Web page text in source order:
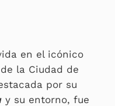
en el icónico
la Ciudad de
por su
y su entorno, fue